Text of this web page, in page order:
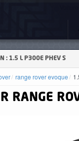
: 1.5 L P300E PHEV S
range rover evoque
RANGE